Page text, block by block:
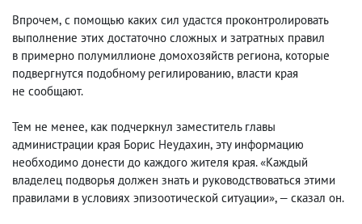
Впрочем, с помощью каких сил удастся проконтролировать
выполнение этих достаточно сложных и затратных правил
в примерно полумиллионе домохозяйств региона, которые
подвергнутся подобному регилированию, власти края
не сообщают.
Тем не менее, как подчеркнул заместитель главы
администрации края Борис Неудахин, эту информацию
необходимо донести до каждого жителя края. «Каждый
владелец подворья должен знать и руководствоваться этими
правилами в условиях эпизоотической ситуации», — сказал он.